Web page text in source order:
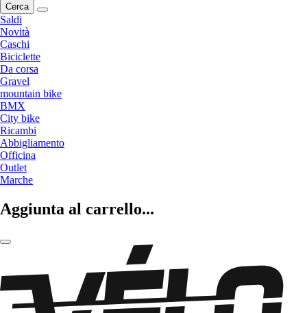
Cerca
Saldi
Novità
Caschi
Biciclette
Da corsa
Gravel
mountain bike
BMX
City bike
Ricambi
Abbigliamento
Officina
Outlet
Marche
Aggiunta al carrello...